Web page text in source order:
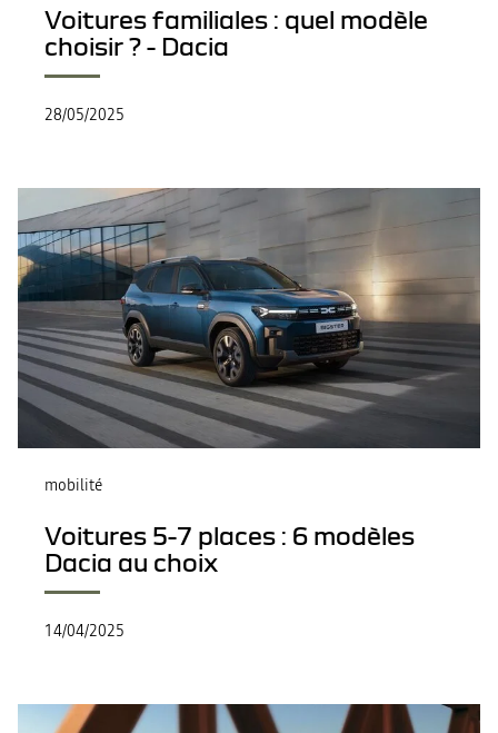
Voitures familiales : quel modèle
choisir ? - Dacia
28/05/2025
mobilité
Voitures 5-7 places : 6 modèles
Dacia au choix
14/04/2025